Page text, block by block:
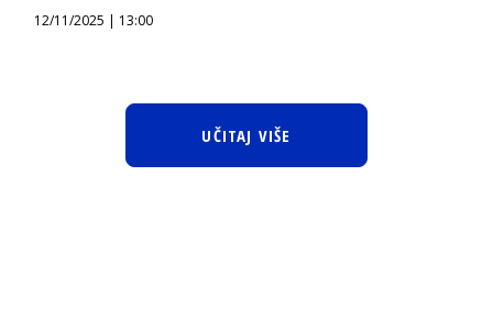
12/11/2025 | 13:00
UČITAJ VIŠE